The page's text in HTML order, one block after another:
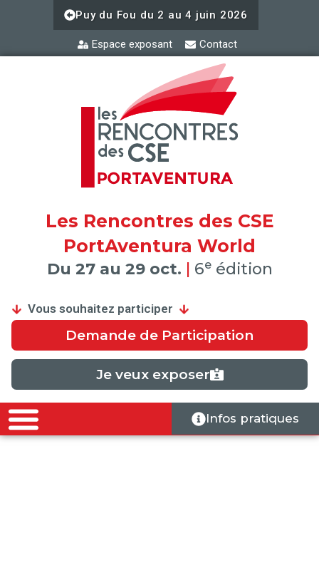
Puy du Fou du 2 au 4 juin 2026
Espace exposant Contact
Les Rencontres des CSE
PortAventura World
Du 27 au 29 oct. | 6eédition
Vous souhaitez participer
Demande de Participation
Je veux exposer
Infos pratiques